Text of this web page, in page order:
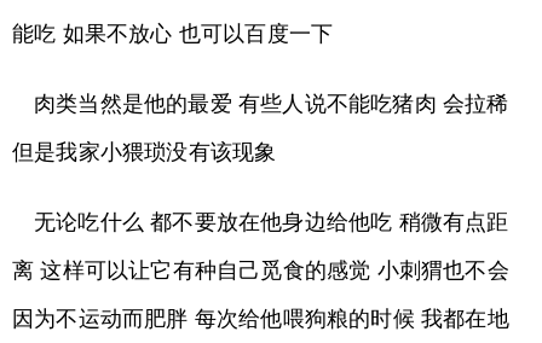
能吃 如果不放心 也可以百度一下
肉类当然是他的最爱 有些人说不能吃猪肉 会拉稀
但是我家小猥琐没有该现象
无论吃什么 都不要放在他身边给他吃 稍微有点距
离 这样可以让它有种自己觅食的感觉 小刺猬也不会
因为不运动而肥胖 每次给他喂狗粮的时候 我都在地